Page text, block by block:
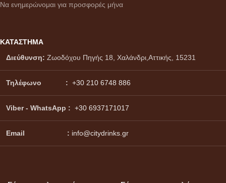
Να ενημερώνομαι για προσφορές μήνα
ΚΑΤΑΣΤΗΜΑ
Διεύθυνση: Ζωοδόχου Πηγής 18, Χαλάνδρι,Αττικής, 15231
Τηλέφωνο : +30 210 6748 886
Viber - WhatsApp : +30 6937171017
Email : info@citydrinks.gr